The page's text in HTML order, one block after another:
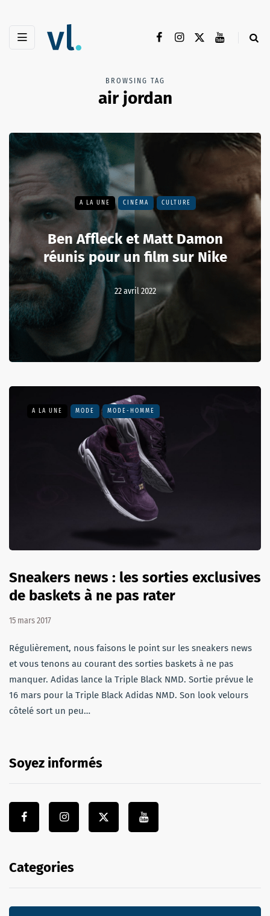
BROWSING TAG
air jordan
A LA UNE CINÉMA CULTURE
Ben Affleck et Matt Damon
réunis pour un film sur Nike
22 avril 2022
A LA UNE MODE MODE-HOMME
Sneakers news : les sorties exclusives
de baskets à ne pas rater
15 mars 2017
Régulièrement, nous faisons le point sur les sneakers news
et vous tenons au courant des sorties baskets à ne pas
manquer. Adidas lance la Triple Black NMD. Sortie prévue le
16 mars pour la Triple Black Adidas NMD. Son look velours
côtelé sort un peu…
Soyez informés
Categories